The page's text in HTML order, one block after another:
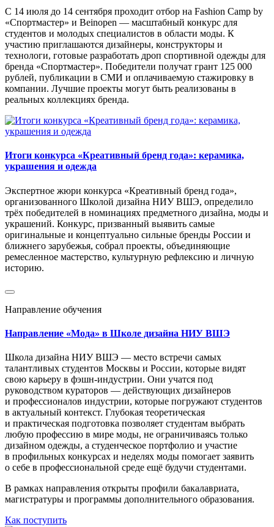
С 14 июля до 14 сентября проходит отбор на Fashion Camp by
«Спортмастер» и Beinopen — масштабный конкурс для
студентов и молодых специалистов в области моды. К
участию приглашаются дизайнеры, конструкторы и
технологи, готовые разработать дроп спортивной одежды для
бренда «Спортмастер». Победители получат грант 125 000
рублей, публикации в СМИ и оплачиваемую стажировку в
компании. Лучшие проекты могут быть реализованы в
реальных коллекциях бренда.
Итоги конкурса «Креативный бренд года»: керамика,
украшения и одежда
Экспертное жюри конкурса «Креативный бренд года»,
организованного Школой дизайна НИУ ВШЭ, определило
трёх победителей в номинациях предметного дизайна, моды и
украшений. Конкурс, призванный выявить самые
оригинальные и концептуально сильные бренды России и
ближнего зарубежья, собрал проекты, объединяющие
ремесленное мастерство, культурную рефлексию и личную
историю.
Направление обучения
Направление «Мода» в Школе дизайна НИУ ВШЭ
Школа дизайна НИУ ВШЭ — место встречи самых
талантливых студентов Москвы и России, которые видят
свою карьеру в фэшн-индустрии. Они учатся под
руководством кураторов — действующих дизайнеров
и профессионалов индустрии, которые погружают студентов
в актуальный контекст. Глубокая теоретическая
и практическая подготовка позволяет студентам выбрать
любую профессию в мире моды, не ограничиваясь только
дизайном одежды, а студенческое портфолио и участие
в профильных конкурсах и неделях моды помогает заявить
о себе в профессиональной среде ещё будучи студентами.
В рамках направления открыты профили бакалавриата,
магистратуры и программы дополнительного образования.
Как поступить